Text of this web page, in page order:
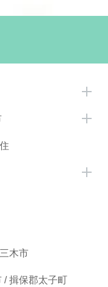
木市
/ 揖保郡太子町